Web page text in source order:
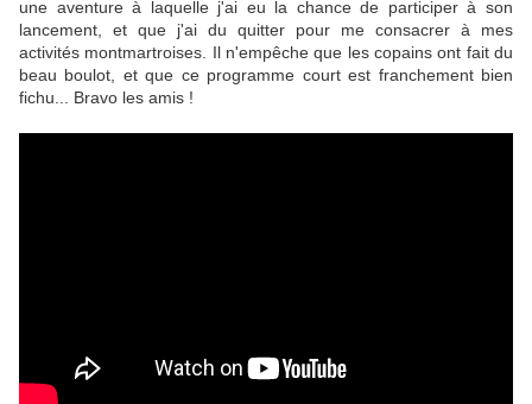
une aventure à laquelle j'ai eu la chance de participer à son
lancement, et que j'ai du quitter pour me consacrer à mes
activités montmartroises. Il n'empêche que les copains ont fait du
beau boulot, et que ce programme court est franchement bien
fichu... Bravo les amis !